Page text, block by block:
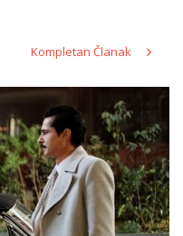
Kompletan Članak